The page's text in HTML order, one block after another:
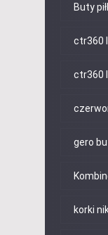
Buty
ctr360
ctr360
gero
korki